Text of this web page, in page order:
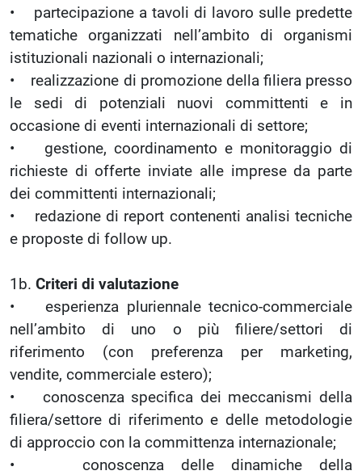
• partecipazione a tavoli di lavoro sulle predette
tematiche organizzati nell’ambito di organismi
istituzionali nazionali o internazionali;
• realizzazione di promozione della filiera presso
le sedi di potenziali nuovi committenti e in
occasione di eventi internazionali di settore;
• gestione, coordinamento e monitoraggio di
richieste di offerte inviate alle imprese da parte
dei committenti internazionali;
• redazione di report contenenti analisi tecniche
e proposte di follow up.
1b. Criteri di valutazione
• esperienza pluriennale tecnico-commerciale
nell’ambito di uno o più filiere/settori di
riferimento (con preferenza per marketing,
vendite, commerciale estero);
• conoscenza specifica dei meccanismi della
filiera/settore di riferimento e delle metodologie
di approccio con la committenza internazionale;
• conoscenza delle dinamiche della